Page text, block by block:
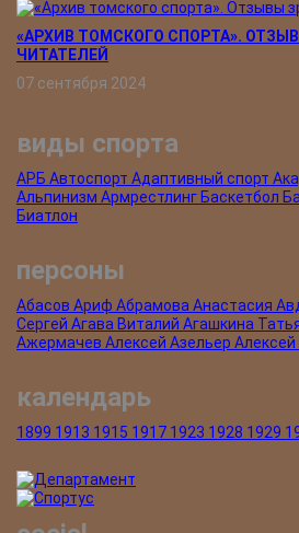
«АРХИВ ТОМСКОГО СПОРТА».
ЧИТАТЕЛЕЙ
07 сентября 2024
виды спорта
АРБ Автоспорт Адаптивный спорт
Альпинизм Армрестлинг Баскетбол
Биатлон
персоны
Абасов Ариф Абрамова Анастасия
Сергей Агава Виталий Агашкина
Ажермачев Алексей Азельер Алексей
календарь
1899 1913 1915 1917 1923 1928 1929